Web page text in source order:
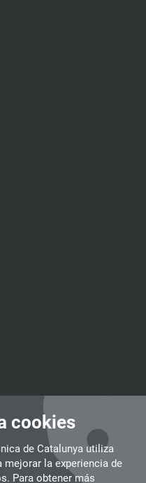
cookies
de Catalunya utiliza
la experiencia de
Para obtener más